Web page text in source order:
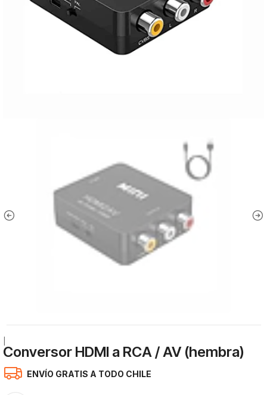
Conversor HDMI a RCA / AV (hembra)
ENVÍO GRATIS A TODO CHILE